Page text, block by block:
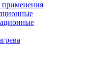
применения